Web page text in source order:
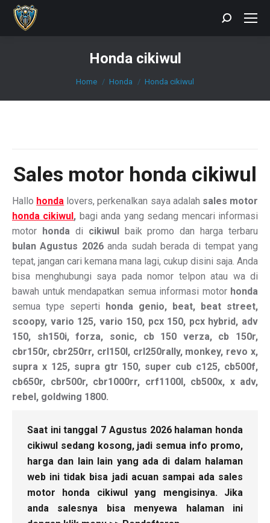
Search:
Honda cikiwul
You are here:
Home Honda Honda cikiwul
Sales motor honda cikiwul
Hallo honda lovers, perkenalkan saya adalah sales motor
honda cikiwul, bagi anda yang sedang mencari informasi
motor hondadi cikiwulbaik promo dan harga terbaru
bulan Agustus 2026anda sudah berada di tempat yang
tepat, jangan cari kemana mana lagi, cukup disini saja. Anda
bisa menghubungi saya pada nomor telpon atau wa di
bawah untuk mendapatkan semua informasi motor honda
semua type seperti honda genio, beat, beat street,
scoopy, vario 125, vario 150, pcx 150, pcx hybrid, adv
150, sh150i, forza, sonic, cb 150 verza, cb 150r,
cbr150r, cbr250rr, crl150l, crl250rally, monkey, revo x,
supra x 125, supra gtr 150, super cub c125, cb500f,
cb650r, cbr500r, cbr1000rr, crf1100l, cb500x, x adv,
rebel, goldwing 1800.
Saat ini tanggal 7 Agustus 2026 halaman honda
cikiwul sedang kosong, jadi semua info promo,
harga dan lain lain yang ada di dalam halaman
web ini tidak bisa jadi acuan sampai ada sales
motor honda cikiwul yang mengisinya. Jika
anda salesnya bisa menyewa halaman ini